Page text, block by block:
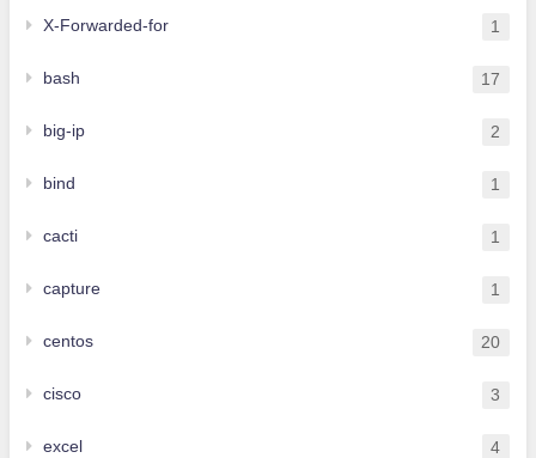
X-Forwarded-for 1
bash 17
big-ip 2
bind 1
cacti 1
capture 1
centos 20
cisco 3
excel 4